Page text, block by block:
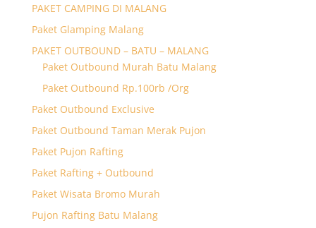
PAKET CAMPING DI MALANG
Paket Glamping Malang
PAKET OUTBOUND – BATU – MALANG
Paket Outbound Murah Batu Malang
Paket Outbound Rp.100rb /Org
Paket Outbound Exclusive
Paket Outbound Taman Merak Pujon
Paket Pujon Rafting
Paket Rafting + Outbound
Paket Wisata Bromo Murah
Pujon Rafting Batu Malang